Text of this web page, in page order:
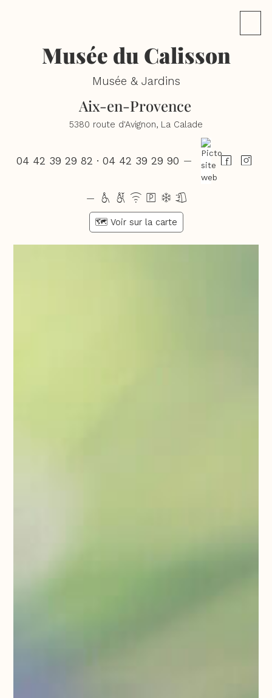
Musée du Calisson
Musée & Jardins
Aix-en-Provence
5380 route d'Avignon, La Calade
04 42 39 29 82 · 04 42 39 29 90 —
— hwxpdl
🗺️ Voir sur la carte